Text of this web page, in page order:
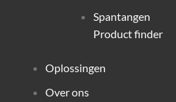
Spantangen
Product finder
Oplossingen
Over ons